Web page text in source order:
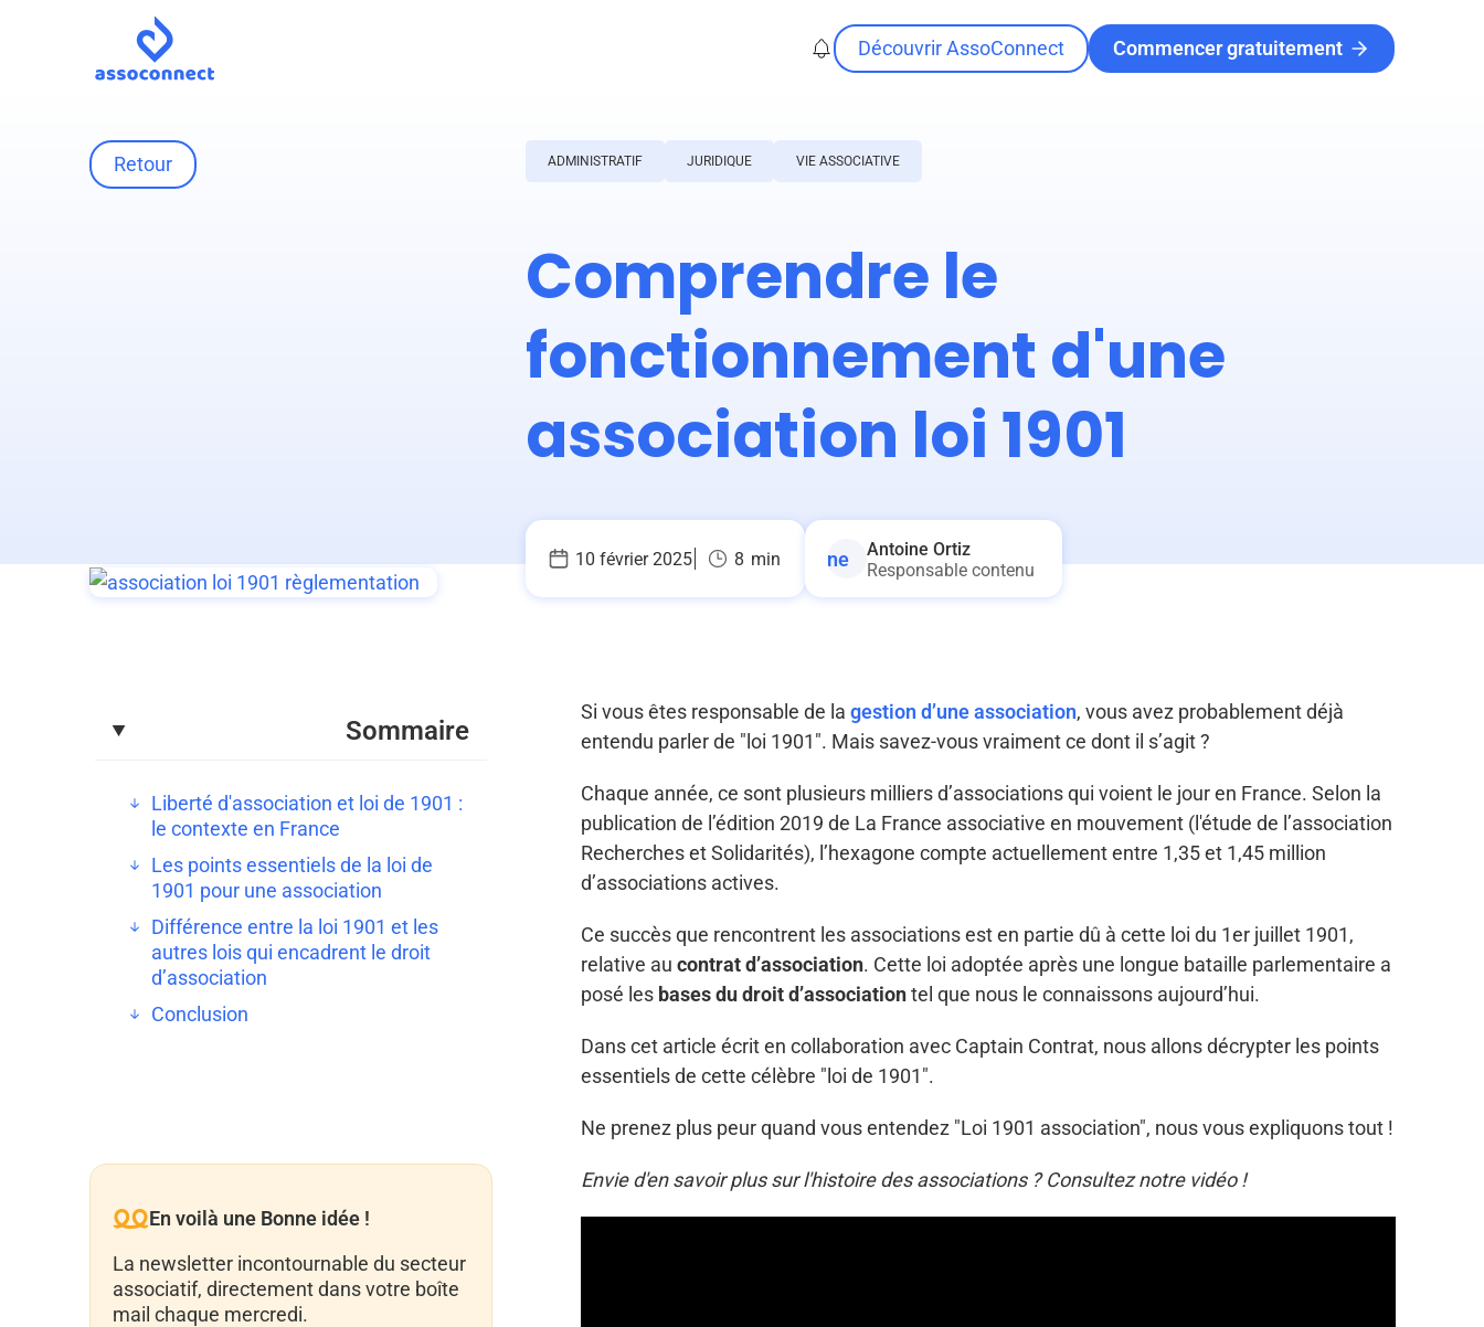
Découvrir AssoConnect Commencer gratuitement
Retour ADMINISTRATIF JURIDIQUE VIE ASSOCIATIVE
Comprendre le
fonctionnement d'une
association loi 1901
10 février 2025 8 min
Antoine Ortiz
Responsable contenu
Sommaire
Liberté d'association et loi de 1901 :
le contexte en France
Les points essentiels de la loi de
1901 pour une association
Différence entre la loi 1901 et les
autres lois qui encadrent le droit
d’association
Conclusion
En voilà une Bonne idée !
La newsletter incontournable du secteur
associatif, directement dans votre boîte
mail chaque mercredi.
Si vous êtes responsable de la gestion d’une association, vous avez probablement déjà
entendu parler de "loi 1901". Mais savez-vous vraiment ce dont il s’agit ?
Chaque année, ce sont plusieurs milliers d’associations qui voient le jour en France. Selon la
publication de l’édition 2019 de La France associative en mouvement (l'étude de l’association
Recherches et Solidarités), l’hexagone compte actuellement entre 1,35 et 1,45 million
d’associations actives.
Ce succès que rencontrent les associations est en partie dû à cette loi du 1er juillet 1901,
relative au contrat d’association. Cette loi adoptée après une longue bataille parlementaire a
posé les bases du droit d’associationtel que nous le connaissons aujourd’hui.
Dans cet article écrit en collaboration avec Captain Contrat, nous allons décrypter les points
essentiels de cette célèbre "loi de 1901".
Ne prenez plus peur quand vous entendez "Loi 1901 association", nous vous expliquons tout !
Envie d'en savoir plus sur l'histoire des associations ? Consultez notre vidéo !